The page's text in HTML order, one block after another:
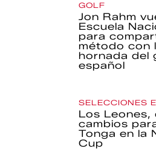
GOLF
Jon Rahm
Escuela
para
método con
hornada del
español
SELECCIONES
Los Leones,
cambios
Tonga en la
Cup